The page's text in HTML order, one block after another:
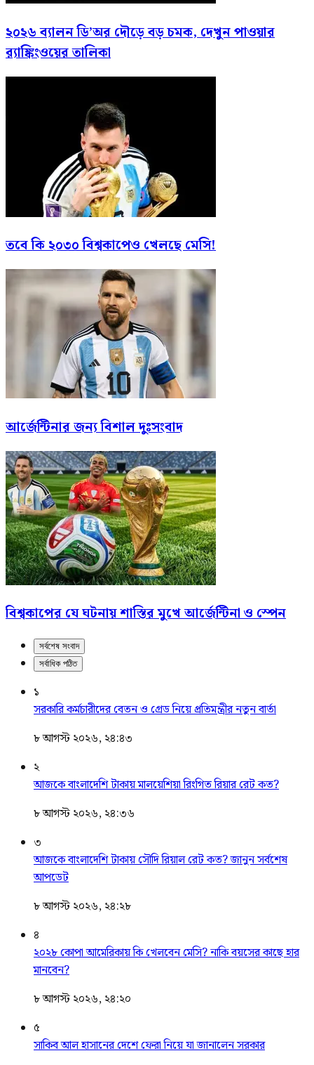
২০২৬ ব্যালন ডি’অর দৌড়ে বড় চমক, দেখুন পাওয়ার
র‍্যাঙ্কিংওয়ের তালিকা
তবে কি ২০৩০ বিশ্বকাপেও খেলছে মেসি!
আর্জেন্টিনার জন্য বিশাল দুঃসংবাদ
বিশ্বকাপের যে ঘটনায় শাস্তির মুখে আর্জেন্টিনা ও স্পেন
সর্বশেষ সংবাদ
সর্বাধিক পঠিত
১
সরকারি কর্মচারীদের বেতন ও গ্রেড নিয়ে প্রতিমন্ত্রীর নতুন বার্তা
৮ আগস্ট ২০২৬, ২৪:৪৩
২
আজকে বাংলাদেশি টাকায় মালয়েশিয়া রিংগিত রিয়ার রেট কত?
৮ আগস্ট ২০২৬, ২৪:৩৬
৩
আজকে বাংলাদেশি টাকায় সৌদি রিয়াল রেট কত? জানুন সর্বশেষ
আপডেট
৮ আগস্ট ২০২৬, ২৪:২৮
৪
২০২৮ কোপা আমেরিকায় কি খেলবেন মেসি? নাকি বয়সের কাছে হার
মানবেন?
৮ আগস্ট ২০২৬, ২৪:২০
৫
সাকিব আল হাসানের দেশে ফেরা নিয়ে যা জানালেন সরকার